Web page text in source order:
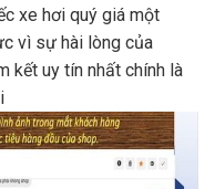
xe hơi quý giá một
vì sự hài lòng của
kết uy tín nhất chính là